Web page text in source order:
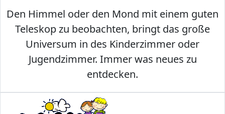
Den Himmel oder den Mond mit einem guten
Teleskop zu beobachten, bringt das große
Universum in des Kinderzimmer oder
Jugendzimmer. Immer was neues zu
entdecken.